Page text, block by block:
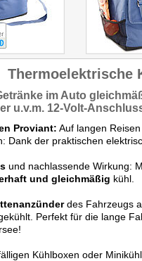
Thermoelektrische
im Auto
u.v.m. 12-Volt-
Proviant: Auf langen
Dank der praktischen
und nachlassende Wirkung:
und gleichmäßig kühl.
des Fahrzeugs
Perfekt für die lange
Kühlboxen oder